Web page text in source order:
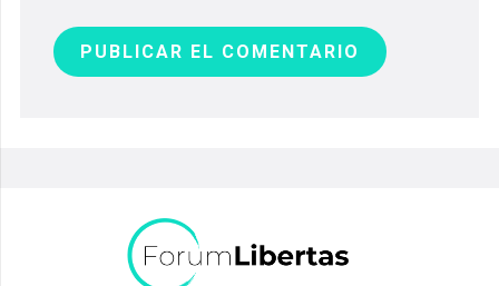
PUBLICAR EL COMENTARIO